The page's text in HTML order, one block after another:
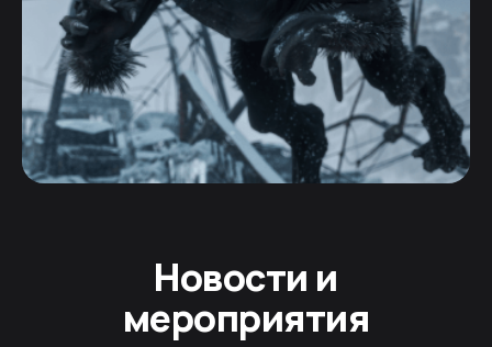
Новости и
мероприятия